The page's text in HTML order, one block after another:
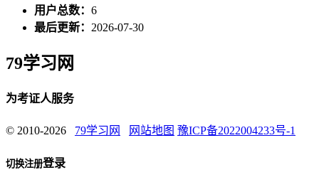
用户总数： 6
最后更新： 2026-07-30
79学习网
为考证人服务
© 2010-2026 79学习网 网站地图 豫ICP备2022004233号-1
切换注册登录